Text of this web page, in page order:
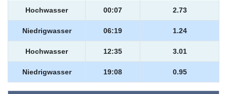
Hochwasser 00:07 2.73
Niedrigwasser 06:19 1.24
Hochwasser 12:35 3.01
Niedrigwasser 19:08 0.95